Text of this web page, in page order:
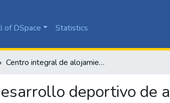
of DSpace Statistics
Centro integral de alojamiento y desarrollo deportivo de alto rendimiento
deportivo de